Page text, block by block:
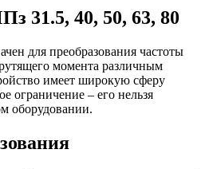
31.5, 40, 50, 63, 80
для преобразования частоты
момента различным
имеет широкую сферу
ограничение – его нельзя
оборудовании.